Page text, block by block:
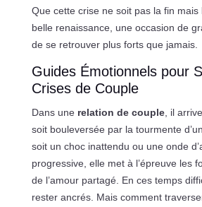
Que cette crise ne soit pas la fin mais
belle renaissance, une occasion de
de se retrouver plus forts que jamais.
Guides Émotionnels pour
Crises de Couple
Dans une relation de couple, il
soit bouleversée par la tourmente
soit un choc inattendu ou une onde
progressive, elle met à l’épreuve les
de l’amour partagé. En ces temps
rester ancrés. Mais comment